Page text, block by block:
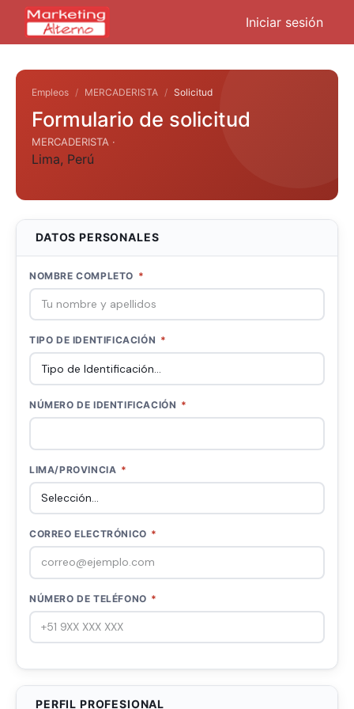
Iniciar sesión
Empleos MERCADERISTA Solicitud
Formulario de solicitud
MERCADERISTA ·
Lima, Perú
DATOS PERSONALES
NOMBRE COMPLETO *
TIPO DE IDENTIFICACIÓN *
NÚMERO DE IDENTIFICACIÓN *
LIMA/PROVINCIA *
CORREO ELECTRÓNICO *
NÚMERO DE TELÉFONO *
PERFIL PROFESIONAL